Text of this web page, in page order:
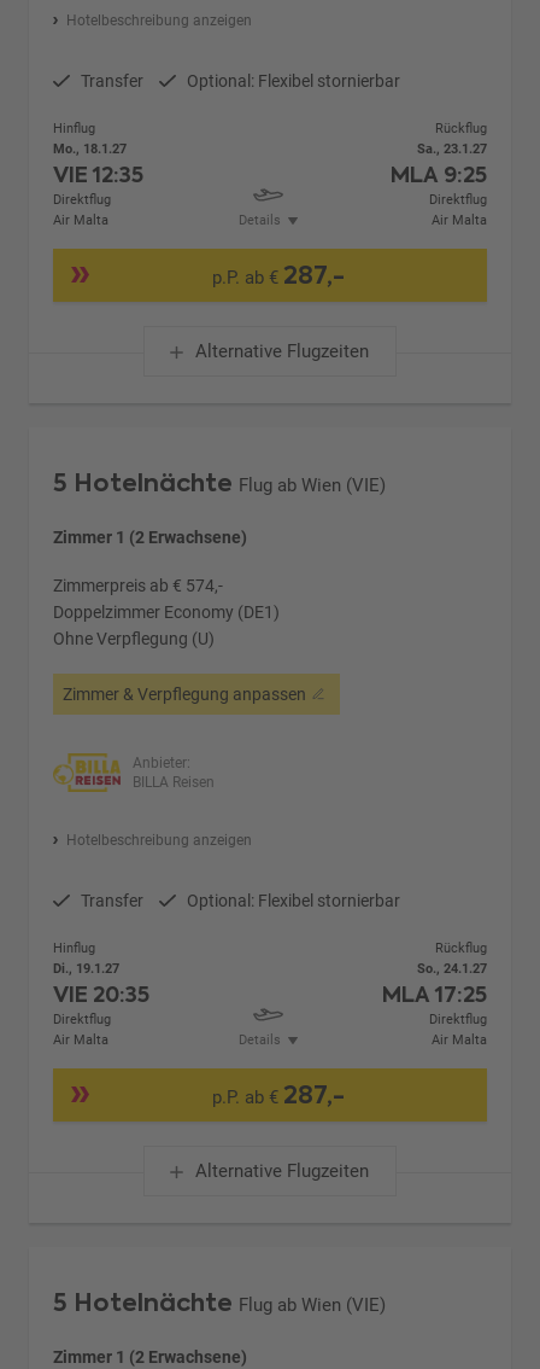
Hotelbeschreibung anzeigen
Transfer Optional: Flexibel stornierbar
Hinflug
Mo., 18.1.27
VIE12:35
Direktflug
Air Malta
Details
Rückflug
Sa., 23.1.27
MLA 9:25
Direktflug
Air Malta
p.P. ab € 287,-
Alternative Flugzeiten
5 Hotelnächte Flug ab Wien (VIE)
Zimmer 1 (2 Erwachsene)
Zimmerpreis ab € 574,-
Doppelzimmer Economy (DE1)
Ohne Verpflegung (U)
Zimmer & Verpflegung anpassen
Anbieter:
BILLA Reisen
Hotelbeschreibung anzeigen
Transfer Optional: Flexibel stornierbar
Hinflug
Di., 19.1.27
VIE 20:35
Direktflug
Air Malta
Details
Rückflug
So., 24.1.27
MLA 17:25
Direktflug
Air Malta
p.P. ab € 287,-
Alternative Flugzeiten
5 Hotelnächte Flug ab Wien (VIE)
Zimmer 1 (2 Erwachsene)